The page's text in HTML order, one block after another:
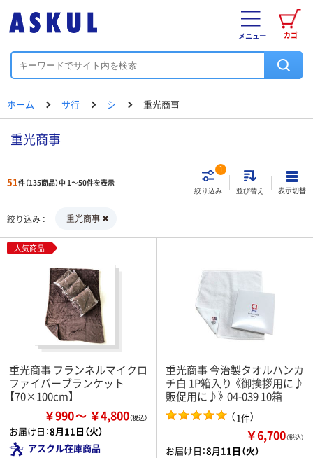
カゴ
メニュー
ホーム サ行 シ 重光商事
重光商事
51件（135商品）中 1～50件を表示
絞り込み
1
並び替え 表示切替
絞り込み 重光商事
人気商品
重光商事 フランネルマイクロ
ファイバーブランケット
【70×100cm】
￥990 ￥4,800
お届け日：8月11日（火）
アスクル在庫商品
重光商事 今治製タオルハンカ
チ白 1P箱入り 《御挨拶用に♪
販促用に♪》 04-039 10箱
（1件）
￥6,700（税込）
お届け日：8月11日（火）